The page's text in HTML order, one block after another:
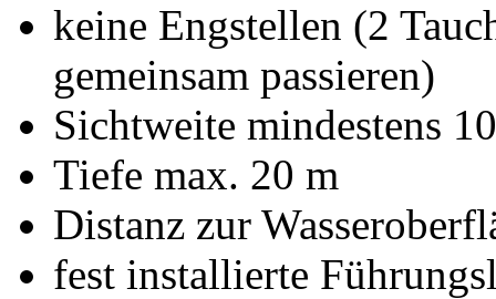
keine Engstellen (2
gemeinsam passieren)
Sichtweite mindestens
Tiefe max. 20 m
Distanz zur
fest installierte